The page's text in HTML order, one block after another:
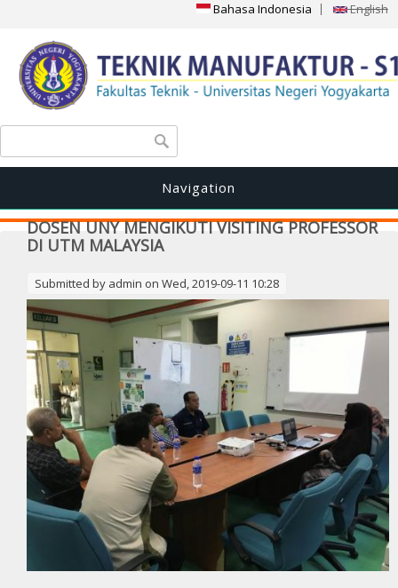
Bahasa Indonesia English
Search form
Navigation
DOSEN UNY MENGIKUTI VISITING PROFESSOR
DI UTM MALAYSIA
Submitted by admin on Wed, 2019-09-11 10:28